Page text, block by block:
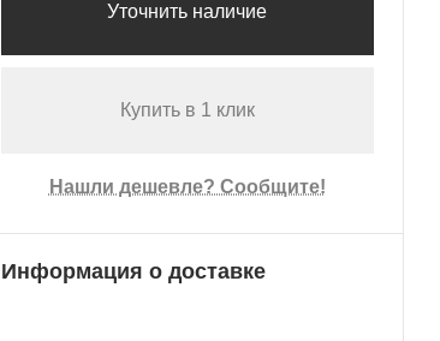
Уточнить наличие
Купить в 1 клик
Нашли дешевле? Сообщите!
Информация о доставке